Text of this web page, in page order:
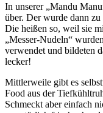
In unserer „Mandu
über. Der wurde dann
Die heißen so, weil sie
„Messer-Nudeln“
verwendet und bildeten
lecker!
Mittlerweile gibt es
Food aus der
Schmeckt aber einfach